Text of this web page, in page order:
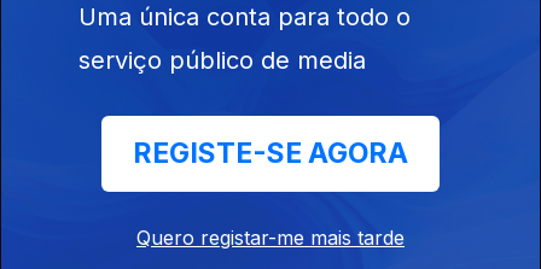
Ep. 25
Uma única conta para todo o
serviço público de media
REGISTE-SE AGORA
Quero registar-me mais tarde